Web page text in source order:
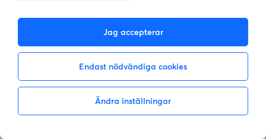
Jag accepterar
Endast nödvändiga cookies
Ändra inställningar